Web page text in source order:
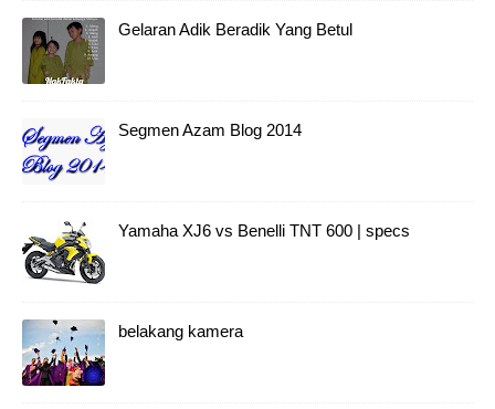
Gelaran Adik Beradik Yang Betul
Segmen Azam Blog 2014
Yamaha XJ6 vs Benelli TNT 600 | specs
belakang kamera